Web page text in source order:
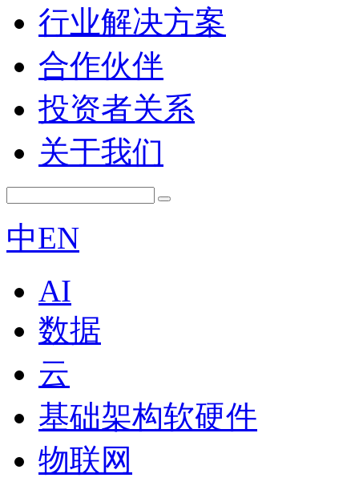
行业解决方案
合作伙伴
投资者关系
关于我们
中EN
AI
数据
云
基础架构软硬件
物联网